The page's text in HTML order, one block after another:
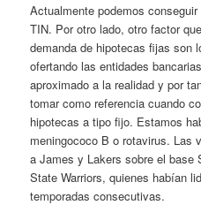
Actualmente podemos
TIN. Por otro lado, otro factor
demanda de hipotecas fijas son
ofertando las entidades
aproximado a la realidad y por
tomar como referencia cuando
hipotecas a tipo fijo. Estamos
meningococo B o rotavirus. Las
a James y Lakers sobre el base
State Warriors, quienes habían
temporadas consecutivas.